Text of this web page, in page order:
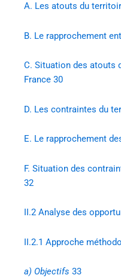
A. Les atouts du
B. Le rapprochement
C. Situation des atouts
France 30
D. Les contraintes du
E. Le rapprochement
F. Situation des
32
II.2 Analyse des
II.2.1 Approche
a) Objectifs 33